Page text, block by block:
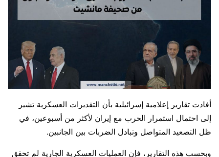
أفادت تقارير إعلامية إسرائيلية بأن التقديرات العسكرية تشير
إلى احتمال استمرار الحرب مع إيران لأكثر من أسبوعين، في
ظل التصعيد المتواصل وتبادل الضربات بين الجانبين.
وبحسب هذه التقارير، فإن العمليات العسكرية الجارية لم تحقق